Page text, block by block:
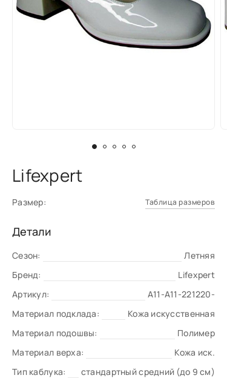
Lifexpert
Размер: Таблица размеров
Детали
Сезон:
Летняя
Бренд:
Lifexpert
Артикул:
A11-A11-221220-
Материал подклада:
Кожа искусственная
Материал подошвы:
Полимер
Материал верха:
Кожа иск.
Тип каблука:
стандартный средний (до 9 см)